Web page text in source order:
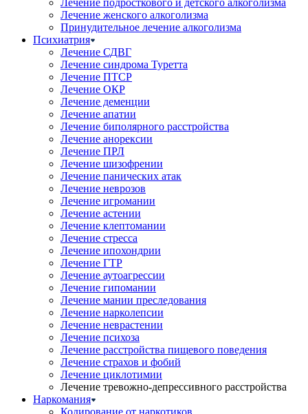
Лечение подросткового и детского алкоголизма
Лечение женского алкоголизма
Принудительное лечение алкоголизма
Психиатрия
Лечение СДВГ
Лечение синдрома Туретта
Лечение ПТСР
Лечение ОКР
Лечение деменции
Лечение апатии
Лечение биполярного расстройства
Лечение анорексии
Лечение ПРЛ
Лечение шизофрении
Лечение панических атак
Лечение неврозов
Лечение игромании
Лечение астении
Лечение клептомании
Лечение стресса
Лечение ипохондрии
Лечение ГТР
Лечение аутоагрессии
Лечение гипомании
Лечение мании преследования
Лечение нарколепсии
Лечение неврастении
Лечение психоза
Лечение расстройства пищевого поведения
Лечение страхов и фобий
Лечение циклотимии
Лечение тревожно-депрессивного расстройства
Наркомания
Кодирование от наркотиков